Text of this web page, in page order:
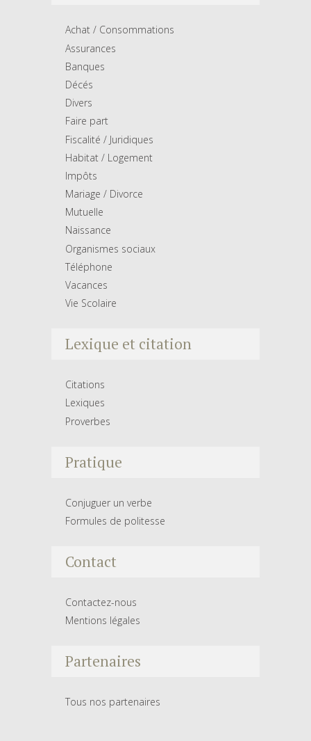
Achat / Consommations
Assurances
Banques
Décés
Divers
Faire part
Fiscalité / Juridiques
Habitat / Logement
Impôts
Mariage / Divorce
Mutuelle
Naissance
Organismes sociaux
Téléphone
Vacances
Vie Scolaire
Lexique et citation
Citations
Lexiques
Proverbes
Pratique
Conjuguer un verbe
Formules de politesse
Contact
Contactez-nous
Mentions légales
Partenaires
Tous nos partenaires